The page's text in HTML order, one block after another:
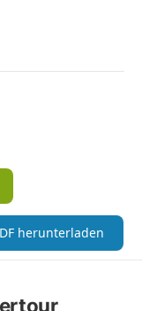
herunterladen